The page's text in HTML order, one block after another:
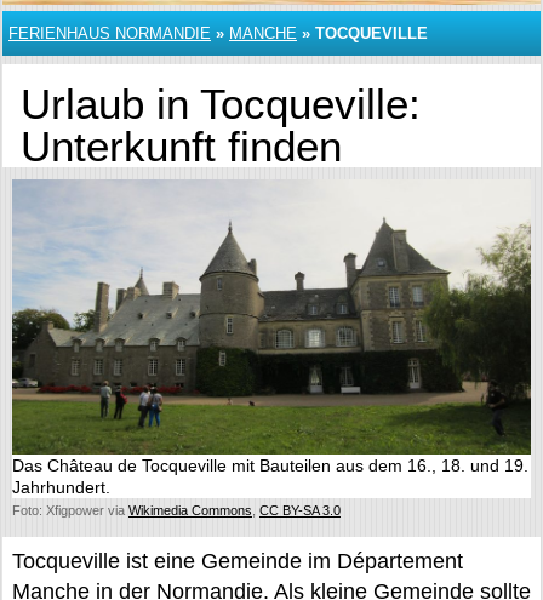
FERIENHAUS NORMANDIE » MANCHE » TOCQUEVILLE
Urlaub in Tocqueville:
Unterkunft finden
Das Château de Tocqueville mit Bauteilen aus dem 16., 18. und 19.
Jahrhundert.
Foto: Xfigpower via Wikimedia Commons CC BY-SA 3.0
Tocqueville ist eine Gemeinde im Département
Manche in der Normandie. Als kleine Gemeinde sollte